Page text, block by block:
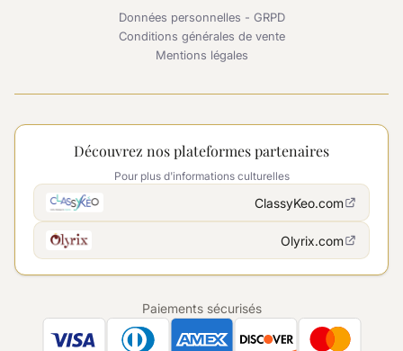
Données personnelles - GRPD
Conditions générales de vente
Mentions légales
Découvrez nos plateformes partenaires
Pour plus d'informations culturelles
ClassyKeo.com
Olyrix.com
Paiements sécurisés